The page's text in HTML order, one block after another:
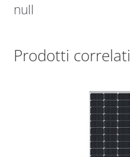
null
Prodotti correlati